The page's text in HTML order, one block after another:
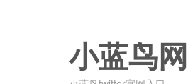
小蓝鸟